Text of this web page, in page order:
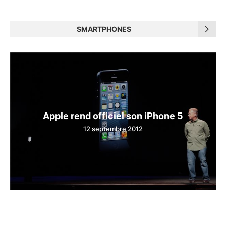
SMARTPHONES
Apple rend officiel son iPhone 5
12 septembre 2012